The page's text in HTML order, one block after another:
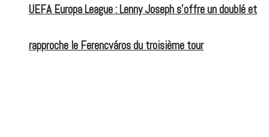
UEFA Europa League : Lenny Joseph s’offre un doublé et
rapproche le Ferencváros du troisième tour